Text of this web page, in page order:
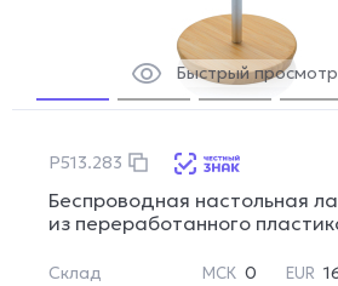
Быстрый просмотр
P513.283
Беспроводная настольная
из переработанного
Склад МСК 0 EUR